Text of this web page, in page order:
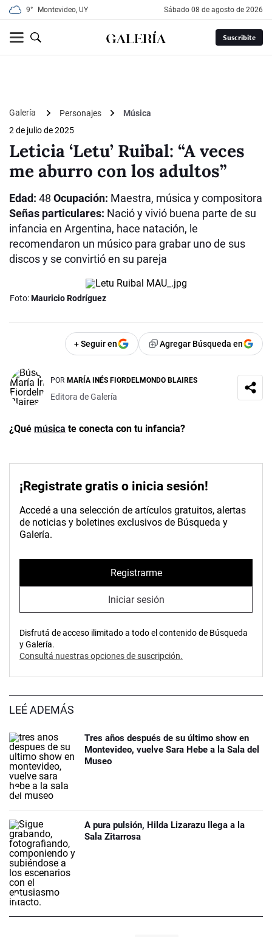
9° Montevideo, UY sábado 08 de agosto de 2026
Suscribite
Galería Personajes
Música
2 de julio de 2025
Leticia ‘Letu’ Ruibal: “A veces
me aburro con los adultos”
Edad: 48 Ocupación: Maestra, música y compositora
Señas particulares: Nació y vivió buena parte de su
infancia en Argentina, hace natación, le
recomendaron un músico para grabar uno de sus
discos y se convirtió en su pareja
Foto:Mauricio Rodríguez
+ Seguir en Agregar Búsqueda en
POR MARÍA INÉS FIORDELMONDO BLAIRES
Editora de Galería
¿Qué música te conecta con tu infancia?
¡Registrate gratis o inicia sesión!
Accedé a una selección de artículos gratuitos, alertas
de noticias y boletines exclusivos de Búsqueda y
Galería.
Registrarme
Iniciar sesión
Disfrutá de acceso ilimitado a todo el contenido de Búsqueda
y Galería.
Consultá nuestras opciones de suscripción.
LEÉ ADEMÁS
Tres años después de su último show en
Montevideo, vuelve Sara Hebe a la Sala del
Museo
A pura pulsión, Hilda Lizarazu llega a la
Sala Zitarrosa